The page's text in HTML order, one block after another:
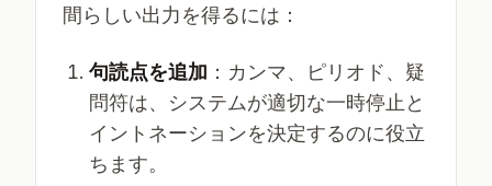
間らしい出力を得るには：
句読点を追加 ：カンマ、ピリオド、疑
問符は、システムが適切な一時停止と
イントネーションを決定するのに役立
ちます。